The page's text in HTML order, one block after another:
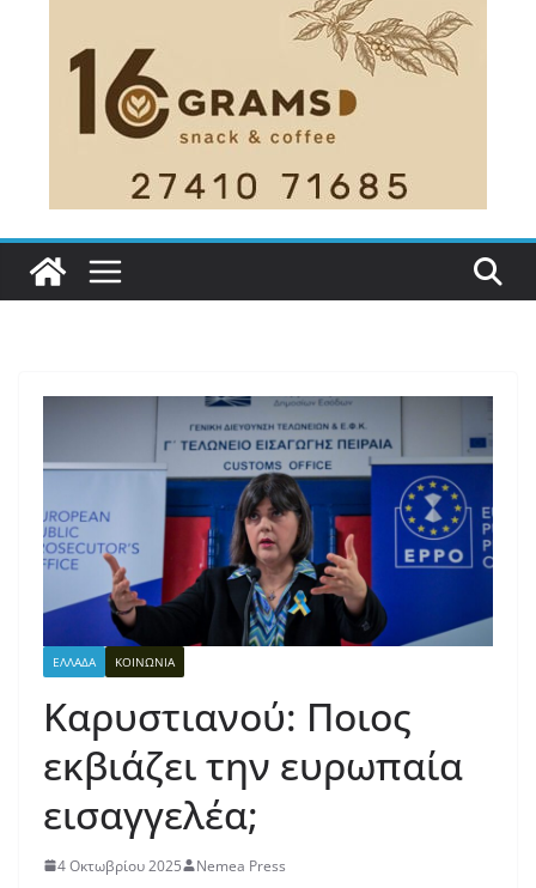
ΕΛΛΑΔΑ ΚΟΙΝΩΝΙΑ
Καρυστιανού: Ποιος
εκβιάζει την ευρωπαία
εισαγγελέα;
4 Οκτωβρίου 2025 Nemea Press